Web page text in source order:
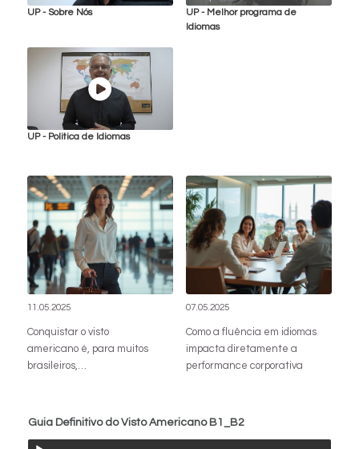
UP - Sobre Nós
UP - Melhor programa de
Idiomas
UP - Politica de Idiomas
11.05.2025
Conquistar o visto
americano é, para muitos
brasileiros,…
07.05.2025
Como a fluência em idiomas
impacta diretamente a
performance corporativa
Guia Definitivo do Visto Americano B1_B2